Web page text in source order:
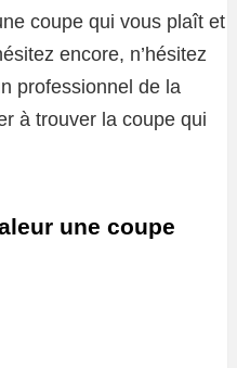
coupe qui vous plaît et
encore, n’hésitez
professionnel de la
à trouver la coupe qui
une coupe